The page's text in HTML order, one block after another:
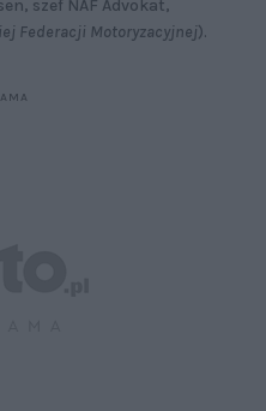
szef NAF Advokat,
Federacji Motoryzacyjnej).